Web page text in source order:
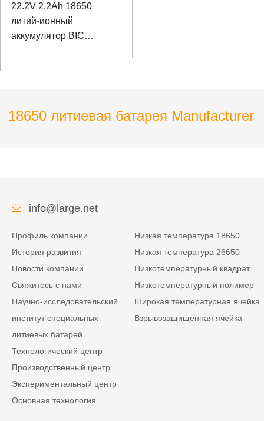
22.2V 2.2Ah 18650
литий-ионный
аккумулятор BIC
18650 литиевая батарея Manufacturer
info@large.net
Профиль компании
История развития
Новости компании
Свяжитесь с нами
Научно-исследовательский
институт специальных
литиевых батарей
Технологический центр
Производственный центр
Экспериментальный центр
Основная технология
Низкая температура 18650
Низкая температура 26650
Низкотемпературный квадрат
Низкотемпературный полимер
Широкая температурная ячейка
Взрывозащищенная ячейка